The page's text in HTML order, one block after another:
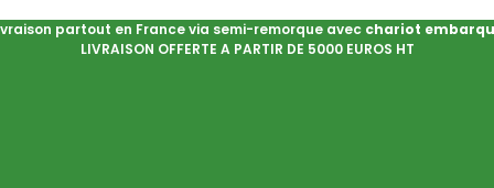
partout en France via semi-remorque avec chariot
LIVRAISON OFFERTE A PARTIR DE 5000 EUROS HT